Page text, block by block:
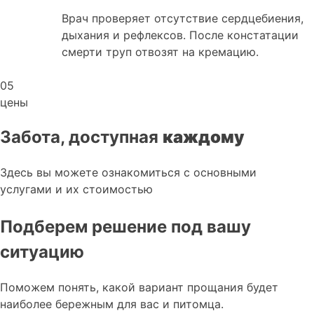
Врач проверяет отсутствие сердцебиения,
дыхания и рефлексов. После констатации
смерти труп отвозят на кремацию.
05
цены
Забота, доступная каждому
Здесь вы можете ознакомиться с основными
услугами и их стоимостью
Подберем решение под вашу
ситуацию
Поможем понять, какой вариант прощания будет
наиболее бережным для вас и питомца.